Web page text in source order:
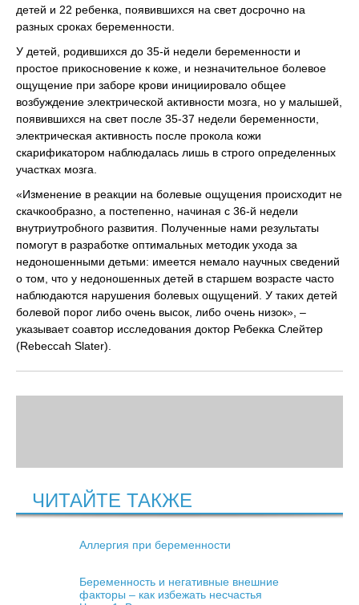
детей и 22 ребенка, появившихся на свет досрочно на
разных сроках беременности.
У детей, родившихся до 35-й недели беременности и
простое прикосновение к коже, и незначительное болевое
ощущение при заборе крови инициировало общее
возбуждение электрической активности мозга, но у малышей,
появившихся на свет после 35-37 недели беременности,
электрическая активность после прокола кожи
скарификатором наблюдалась лишь в строго определенных
участках мозга.
«Изменение в реакции на болевые ощущения происходит не
скачкообразно, а постепенно, начиная с 36-й недели
внутриутробного развития. Полученные нами результаты
помогут в разработке оптимальных методик ухода за
недоношенными детьми: имеется немало научных сведений
о том, что у недоношенных детей в старшем возрасте часто
наблюдаются нарушения болевых ощущений. У таких детей
болевой порог либо очень высок, либо очень низок», –
указывает соавтор исследования доктор Ребекка Слейтер
(Rebeccah Slater).
ЧИТАЙТЕ ТАКЖЕ
Аллергия при беременности
Беременность и негативные внешние
факторы – как избежать несчастья